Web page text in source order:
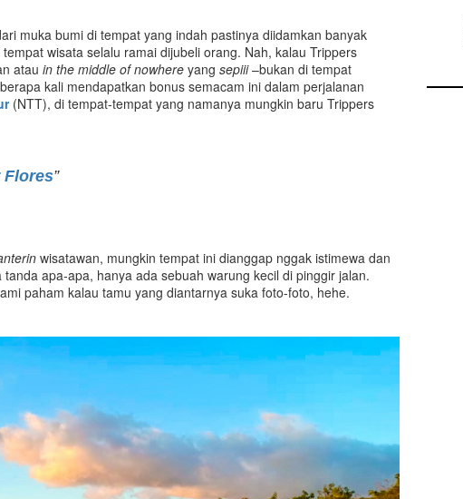
muka bumi di tempat yang indah pastinya diidamkan banyak
wisata selalu ramai dijubeli orang. Nah, kalau Trippers
atau in the middle of nowhere yang sepiii–bukan di tempat
kali mendapatkan bonus semacam ini dalam perjalanan
(NTT), di tempat-tempat yang namanya mungkin baru Trippers
Flores”
wisatawan, mungkin tempat ini dianggap nggak istimewa dan
apa-apa, hanya ada sebuah warung kecil di pinggir jalan.
paham kalau tamu yang diantarnya suka foto-foto, hehe.